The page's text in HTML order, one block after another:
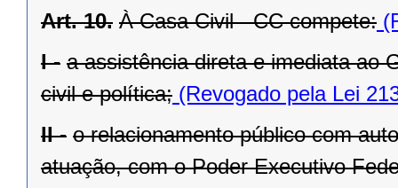
Art. 10. À Casa Civil - CC compete:
I - a assistência direta e imediata ao
civil e política; (Revogado pela Lei
II - o relacionamento público com
atuação, com o Poder Executivo